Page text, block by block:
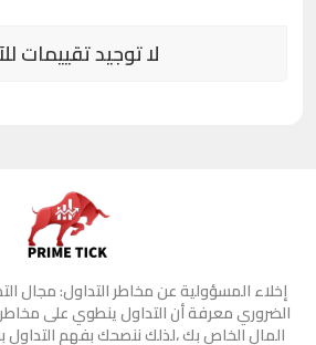
لا توجيد تقييمات
إخلاء المسؤولية عن مخاطر التداول: مجال
الضروري معرفة أن التداول ينطوي على
المال الخاص بك ،لذلك ننصحك بفهم